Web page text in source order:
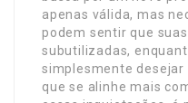
apenas válida, mas
podem sentir que
subutilizadas,
simplesmente
que se alinhe mais